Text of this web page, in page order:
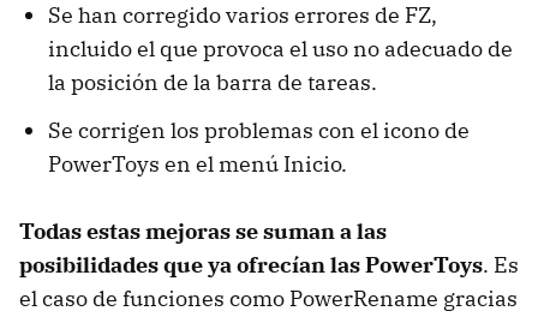
Se han corregido varios errores de FZ,
incluido el que provoca el uso no adecuado de
la posición de la barra de tareas.
Se corrigen los problemas con el icono de
PowerToys en el menú Inicio.
Todas estas mejoras se suman a las
posibilidades que ya ofrecían las PowerToys. Es
el caso de funciones como PowerRename gracias